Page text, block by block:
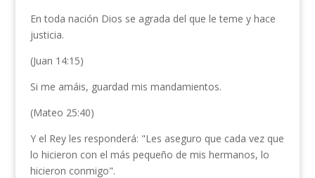
En toda nación Dios se agrada del que le teme y hace
justicia.
(Juan 14:15)
Si me amáis, guardad mis mandamientos.
(Mateo 25:40)
Y el Rey les responderá: "Les aseguro que cada vez que
lo hicieron con el más pequeño de mis hermanos, lo
hicieron conmigo".